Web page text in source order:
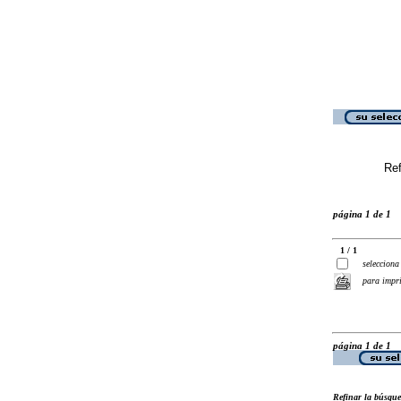
página 1 de 1
1 / 1
selecciona
para
página 1 de 1
Refinar la